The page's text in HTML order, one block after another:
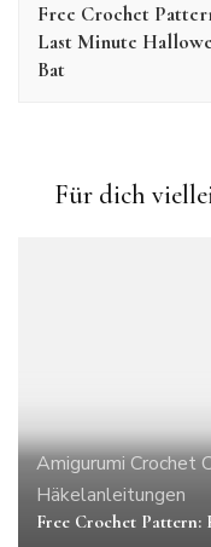
Free Crochet
Last Minute
Bat
Für dich
AmigurumiCrochet
Häkelanleitungen
Free Crochet Pattern: